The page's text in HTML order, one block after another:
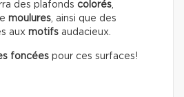
des plafonds colorés,
moulures, ainsi que des
aux motifs audacieux.
foncées pour ces surfaces!